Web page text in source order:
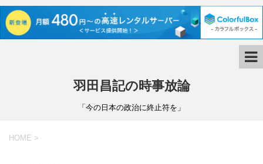
羽田昌記の時事放論
「今の日本の政治に終止符を」
HOME >